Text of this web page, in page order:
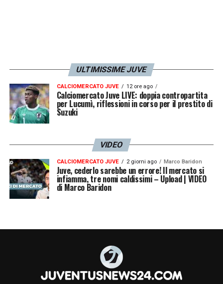
ULTIMISSIME JUVE
CALCIOMERCATO JUVE 12 ore ago
Calciomercato Juve LIVE: doppia contropartita
per Lucumì, riflessioni in corso per il prestito di
Suzuki
VIDEO
CALCIOMERCATO JUVE 2 giorni ago Marco Baridon
Juve, cederlo sarebbe un errore! Il mercato si
infiamma, tre nomi caldissimi – Upload | VIDEO
di Marco Baridon